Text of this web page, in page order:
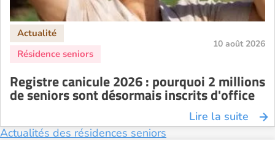
Résidence senior à la location Reims
Résidence senior à la location Rennes
Résidence senior à la location Strasbourg
Recherche par ville
10 août 2026
Registre canicule 2026 : pourquoi 2 millions
de seniors sont désormais inscrits d'office
Lire la suite
Actualités des résidences seniors